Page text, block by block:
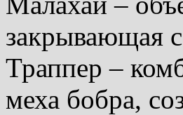
закрывающая
Траппер –
меха бобра,